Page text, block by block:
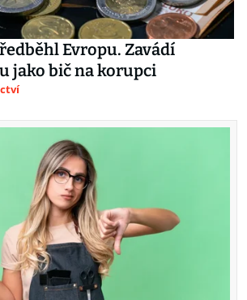
Evropu. Zavádí
jako bič na korupci